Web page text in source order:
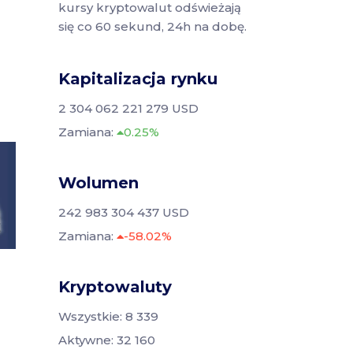
kursy kryptowalut odświeżają
się co 60 sekund, 24h na dobę.
Kapitalizacja rynku
2 304 062 221 279 USD
Zamiana:
0.25%
Wolumen
242 983 304 437 USD
Zamiana:
-58.02%
Kryptowaluty
Wszystkie: 8 339
Aktywne: 32 160